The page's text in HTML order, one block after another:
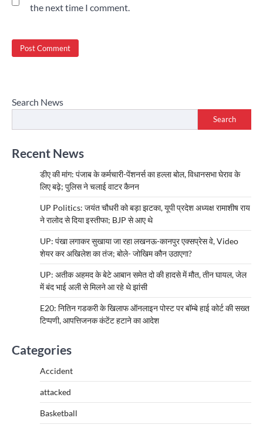
the next time I comment.
Search News
Search
Recent News
डीए की मांग: पंजाब के कर्मचारी-पेंशनर्स का हल्ला बोल, विधानसभा घेराव के
लिए बढ़े; पुलिस ने चलाई वाटर कैनन
UP Politics: जयंत चौधरी को बड़ा झटका, यूपी प्रदेश अध्यक्ष रामाशीष राय
ने रालोद से दिया इस्तीफा; BJP से आए थे
UP: पंखा लगाकर सुखाया जा रहा लखनऊ-कानपुर एक्सप्रेस वे, Video
शेयर कर अखिलेश का तंज; बोले- जोखिम कौन उठाएगा?
UP: अतीक अहमद के बेटे आबान समेत दो की हादसे में मौत, तीन घायल, जेल
में बंद भाई अली से मिलने आ रहे थे झांसी
E20: नितिन गडकरी के खिलाफ ऑनलाइन पोस्ट पर बॉम्बे हाई कोर्ट की सख्त
टिप्पणी, आपत्तिजनक कंटेंट हटाने का आदेश
Categories
Accident
attacked
Basketball